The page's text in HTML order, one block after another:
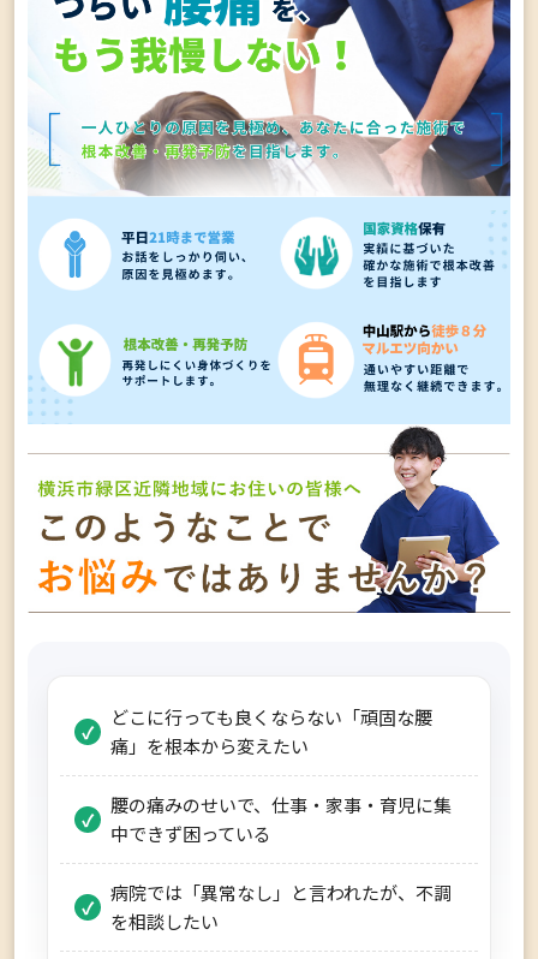
どこに行っても良くならない「頑固な腰
痛」を根本から変えたい
腰の痛みのせいで、仕事・家事・育児に集
中できず困っている
病院では「異常なし」と言われたが、不調
を相談したい